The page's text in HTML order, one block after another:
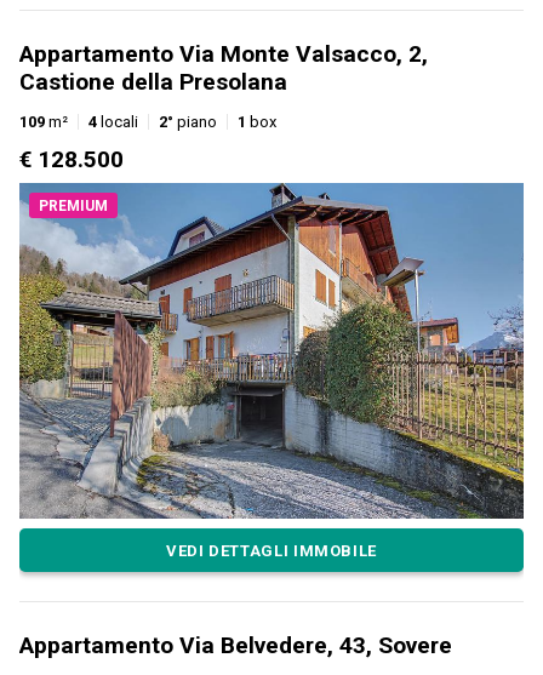
Appartamento Via Monte Valsacco, 2,
Castione della Presolana
109 m² 4 locali 2° piano 1 box
€ 128.500
PREMIUM
VEDI DETTAGLI IMMOBILE
Appartamento Via Belvedere, 43, Sovere